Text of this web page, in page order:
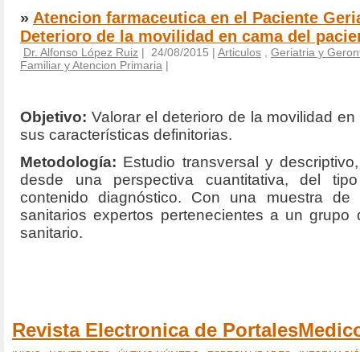
» Atencion farmaceutica en el Paciente
Deterioro de la movilidad en cama del
Dr. Alfonso López Ruiz | 24/08/2015 | Articulos
Geriatria y
Familiar y Atencion Primaria |
Objetivo: Valorar el deterioro de la movilidad
sus características definitorias.
Metodología: Estudio transversal y
desde una perspectiva cuantitativa, del
contenido diagnóstico. Con una muestra de
sanitarios expertos pertenecientes a un grupo
sanitario.
Revista Electronica de